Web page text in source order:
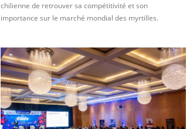
chilienne de retrouver sa compétitivité et son
importance sur le marché mondial des myrtilles.